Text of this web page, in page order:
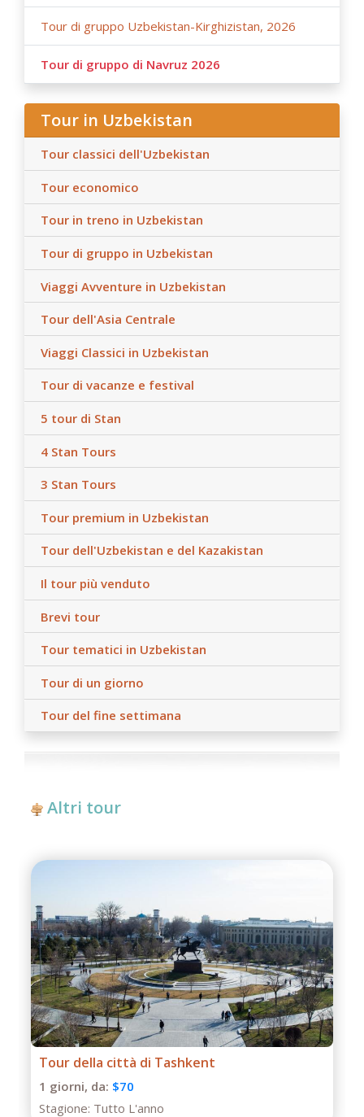
Tour di gruppo Uzbekistan-Kirghizistan, 2026
Tour di gruppo di Navruz 2026
Tour in Uzbekistan
Tour classici dell'Uzbekistan
Tour economico
Tour in treno in Uzbekistan
Tour di gruppo in Uzbekistan
Viaggi Avventure in Uzbekistan
Tour dell'Asia Centrale
Viaggi Classici in Uzbekistan
Tour di vacanze e festival
5 tour di Stan
4 Stan Tours
3 Stan Tours
Tour premium in Uzbekistan
Tour dell'Uzbekistan e del Kazakistan
Il tour più venduto
Brevi tour
Tour tematici in Uzbekistan
Tour di un giorno
Tour del fine settimana
Altri tour
Tour di un giorno a Termiz
1 giorni,da: $50
Stagione:Tutto L'anno